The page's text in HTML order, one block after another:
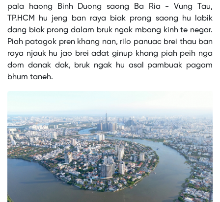
pala haong Binh Duong saong Ba Ria - Vung Tau,
TP.HCM hu jeng ban raya biak prong saong hu labik
dang biak prong dalam bruk ngak mbang kinh te negar.
Piah patagok pren khang nan, rilo panuac brei thau ban
raya njauk hu jao brei adat ginup khang piah peih nga
dom danak dak, bruk ngak hu asal pambuak pagam
bhum taneh.